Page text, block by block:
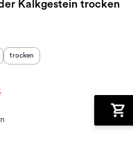
Kalkgestein trocken
Geschmack
trocken